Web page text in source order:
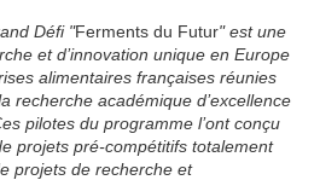
Défi "Ferments du Futur" est une
et d’innovation unique en Europe
alimentaires françaises réunies
recherche académique d’excellence
pilotes du programme l’ont conçu
projets pré-compétitifs totalement
projets de recherche et